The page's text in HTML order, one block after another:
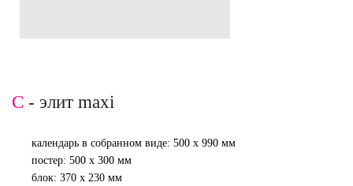
C - элит maxi
календарь в собранном виде: 500 х 990 мм
постер: 500 х 300 мм
блок: 370 х 230 мм